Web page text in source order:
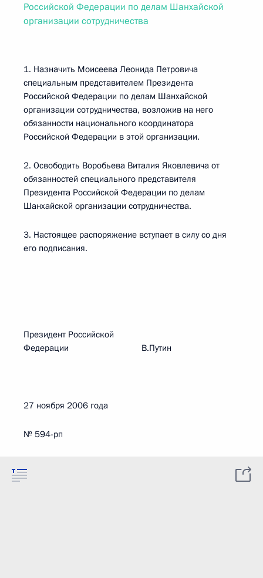
Российской Федерации по делам Шанхайской
организации сотрудничества
1. Назначить Моисеева Леонида Петровича
специальным представителем Президента
Российской Федерации по делам Шанхайской
организации сотрудничества, возложив на него
обязанности национального координатора
Российской Федерации в этой организации.
2. Освободить Воробьева Виталия Яковлевича от
обязанностей специального представителя
Президента Российской Федерации по делам
Шанхайской организации сотрудничества.
3. Настоящее распоряжение вступает в силу со дня
его подписания.
Президент Российской
Федерации В.Путин
27 ноября 2006 года
№ 594-рп